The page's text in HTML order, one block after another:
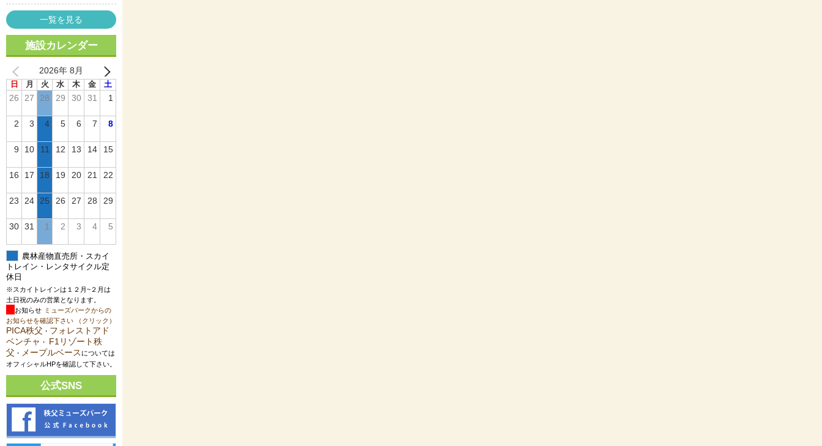
一覧を見る
施設カレンダー
2026年 8月
日 月 火 水 木 金 土
26 27 28 29 30 31 1
2 3 4 5 6 7 8
9 10 11 12 13 14 15
16 17 18 19 20 21 22
23 24 25 26 27 28 29
30 31 1 2 3 4 5
農林産物直売所・スカイ
トレイン・レンタサイクル定
休日
※スカイトレインは１２月~２月は
土日祝のみの営業となります。
お知らせ ミューズパークからの
お知らせを確認下さい （クリック）
PICA秩父 ・ フォレストアド
ベンチャ ・ F1リゾート秩
父 ・ メープルベース については
オフィシャルHPを確認して下さい。
公式SNS